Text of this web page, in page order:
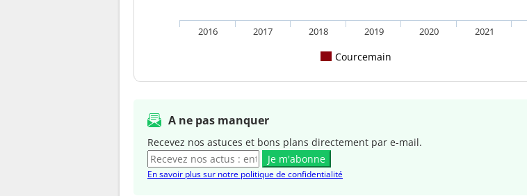
Courcemain
2016 2017 2018 2019 2020 2021
A ne pas manquer
Recevez nos astuces et bons plans directement par e-mail.
Je m'abonne
En savoir plus sur notre politique de confidentialité